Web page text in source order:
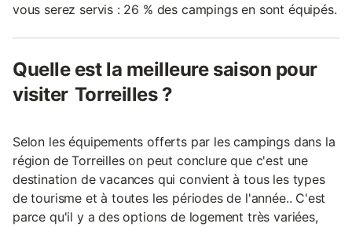
vous serez servis : 26 % des campings en sont équipés.
Quelle est la meilleure saison pour
visiter Torreilles ?
Selon les équipements offerts par les campings dans la
région de Torreilles on peut conclure que c'est une
destination de vacances qui convient à tous les types
de tourisme et à toutes les périodes de l'année.. C'est
parce qu'il y a des options de logement très variées,